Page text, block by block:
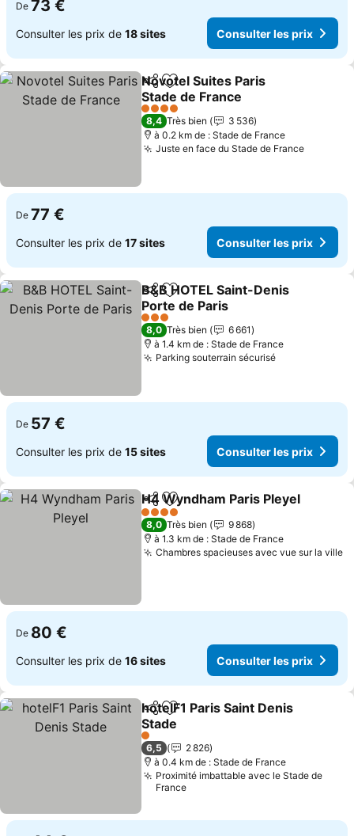
De 73 €
Consulter les prix de 18 sites Consulter les prix
PartagerAjouter à mes favoris
Novotel Suites Paris
Stade de France
4 Étoiles
8,4 Très bien
3 536
à 0.2 km de : Stade de France
Juste en face du Stade de France
De 77 €
Consulter les prix de 17 sites Consulter les prix
PartagerAjouter à mes favoris
B&B HOTEL Saint-Denis
Porte de Paris
3 Étoiles
8,0 Très bien
6 661
à 1.4 km de : Stade de France
Parking souterrain sécurisé
De 57 €
Consulter les prix de 15 sites Consulter les prix
PartagerAjouter à mes favoris
H4 Wyndham Paris Pleyel
4 Étoiles
8,0 Très bien
9 868
à 1.3 km de : Stade de France
Chambres spacieuses avec vue sur la ville
De 80 €
Consulter les prix de 16 sites Consulter les prix
PartagerAjouter à mes favoris
hotelF1 Paris Saint Denis
Stade
1 Étoiles
6,5
2 826
à 0.4 km de : Stade de France
Proximité imbattable avec le Stade de
France